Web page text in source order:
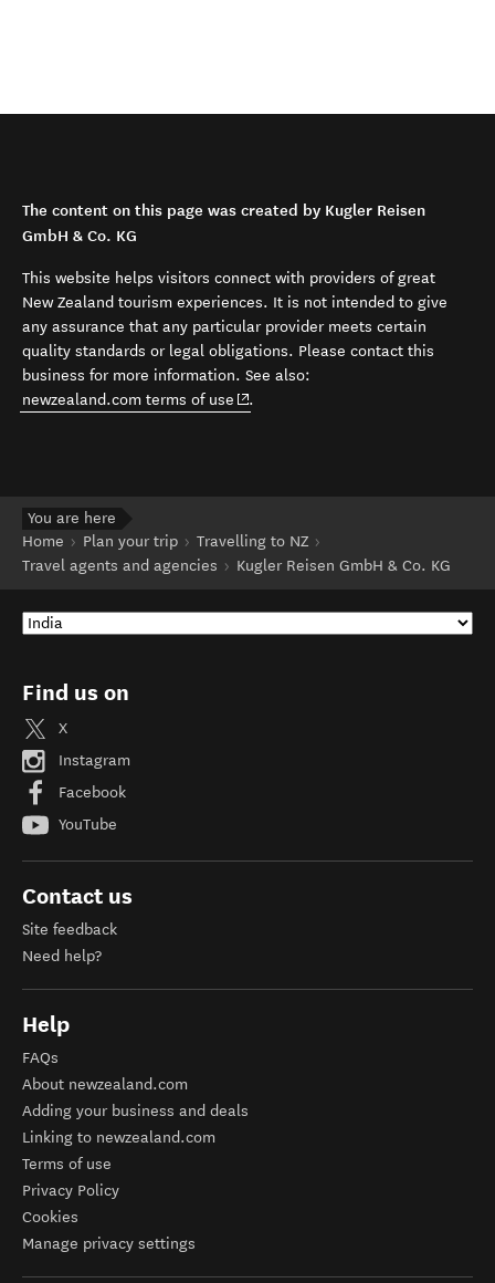
The content on this page was created by Kugler Reisen
GmbH & Co. KG
This website helps visitors connect with providers of great
New Zealand tourism experiences. It is not intended to give
any assurance that any particular provider meets certain
quality standards or legal obligations. Please contact this
business for more information. See also:
newzealand.com terms of use (opens in new window)
.
You are here
Home
Plan your trip
Travelling to NZ
Travel agents and agencies
Kugler Reisen GmbH & Co. KG
Find us on
X
Instagram
Facebook
YouTube
Contact us
Site feedback
Need help?
Help
FAQs
About newzealand.com
Adding your business and deals
Linking to newzealand.com
Terms of use
Privacy Policy
Cookies
Manage privacy settings